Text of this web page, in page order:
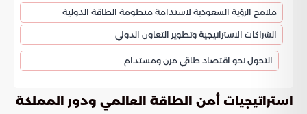
ملامح الرؤية السعودية لاستدامة منظومة الطاقة الدولية
الشراكات الاستراتيجية وتطوير التعاون الدولي
التحول نحو اقتصاد طاقي مرن ومستدام
استراتيجيات أمن الطاقة العالمي ودور المملكة